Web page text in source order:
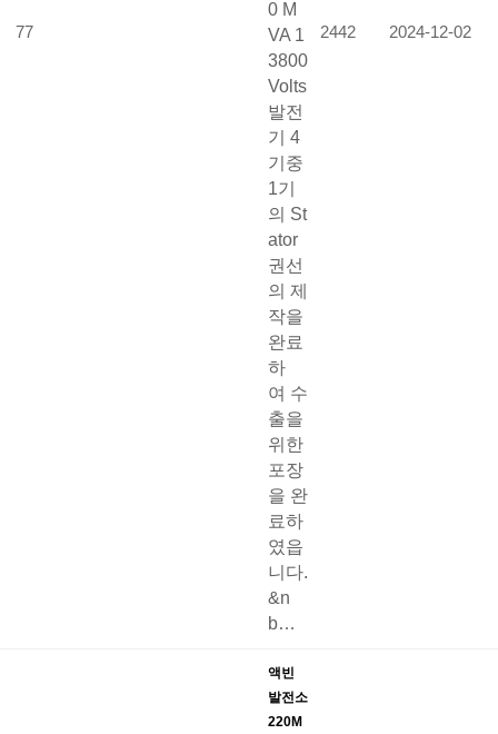
77
0 M
VA 1
3800
Volts
발전
기 4
기중
1기
의 St
ator
권선
의 제
작을
완료
하
여 수
출을
위한
포장
을 완
료하
였읍
니다.
&n
b…
2442 2024-12-02
액빈
발전소
220M